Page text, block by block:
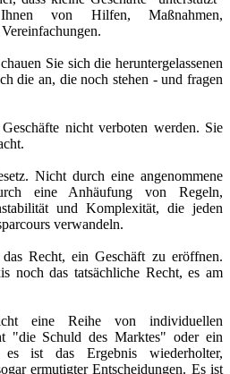
von Hilfen, Maßnahmen,
Sie sich die heruntergelassenen
die an, die noch stehen - und fragen
nicht verboten werden. Sie
Nicht durch eine angenommene
eine Anhäufung von Regeln,
und Komplexität, die jeden
verwandeln.
Recht, ein Geschäft zu eröffnen.
noch das tatsächliche Recht, es am
eine Reihe von individuellen
"die Schuld des Marktes" oder ein
ist das Ergebnis wiederholter,
ermutigter Entscheidungen. Es ist